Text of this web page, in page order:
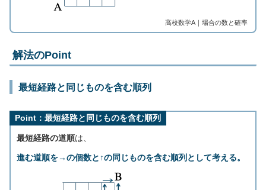
高校数学A｜場合の数と確率
解法のPoint
最短経路と同じものを含む順列
Point：最短経路と同じものを含む順列
最短経路の道順は、
進む道順を→の個数と↑の同じものを含む順列として考える。